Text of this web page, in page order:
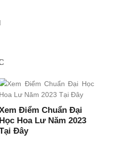
Điểm Chuẩn Đại
Học Hoa Lư Năm 2023
Đây